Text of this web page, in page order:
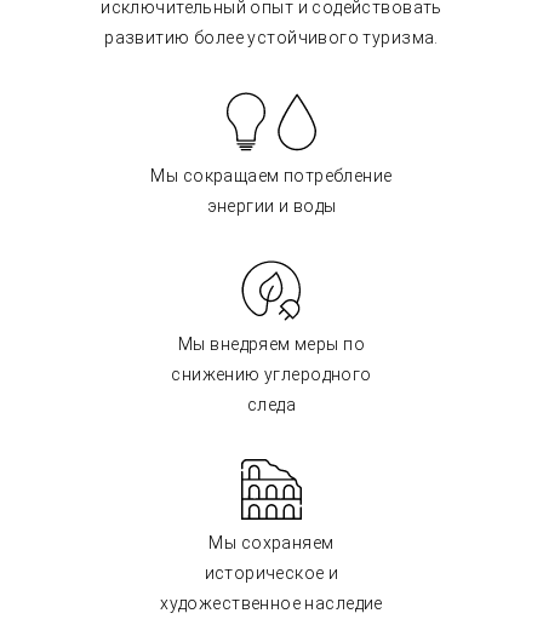
исключительный опыт и содействовать
развитию более устойчивого туризма.
Мы сокращаем потребление
энергии и воды
Мы внедряем меры по
снижению углеродного
следа
Мы сохраняем
историческое и
художественное наследие